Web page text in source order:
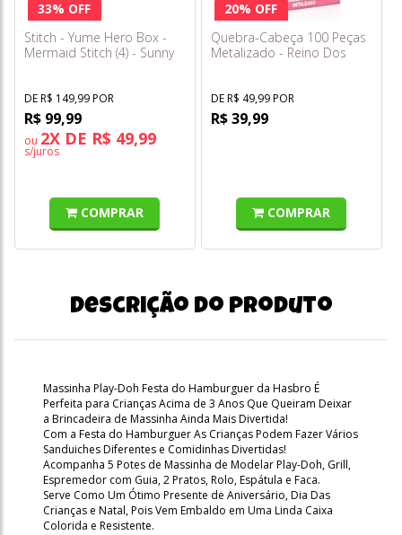
33% OFF
Stitch - Yume Hero Box -
Mermaid Stitch (4) - Sunny
DE R$ 149,99 POR
R$ 99,99
ou 2X DE R$ 49,99
s/juros
COMPRAR
20% OFF
Quebra-Cabeça 100 Peças
Metalizado - Reino Dos
DE R$ 49,99 POR
R$ 39,99
COMPRAR
Descrição do produto
Massinha Play-Doh Festa do Hamburguer da Hasbro É
Perfeita para Crianças Acima de 3 Anos Que Queiram Deixar
a Brincadeira de Massinha Ainda Mais Divertida!
Com a Festa do Hamburguer As Crianças Podem Fazer Vários
Sanduiches Diferentes e Comidinhas Divertidas!
Acompanha 5 Potes de Massinha de Modelar Play-Doh, Grill,
Espremedor com Guia, 2 Pratos, Rolo, Espátula e Faca.
Serve Como Um Ótimo Presente de Aniversário, Dia Das
Crianças e Natal, Pois Vem Embaldo em Uma Linda Caixa
Colorida e Resistente.